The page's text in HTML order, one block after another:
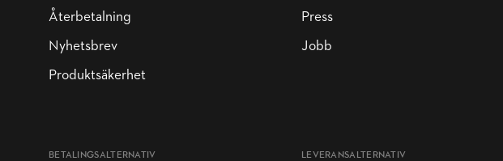
Återbetalning
Nyhetsbrev
Produktsäkerhet
Press
Jobb
BETALINGSALTERNATIV LEVERANSALTERNATIV